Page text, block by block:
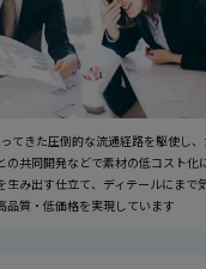
てきた圧倒的な流通経路を駆使し
共同開発などで素材の低コスト化
生み出す仕立て、ディテールにまで
品質・低価格を実現しています